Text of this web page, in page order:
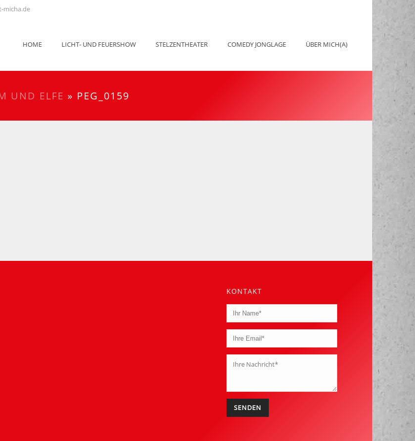
micha.de
HOME LICHT- UND FEUERSHOW STELZENTHEATER COMEDY JONGLAGE ÜBER MICH(A)
UND ELFE » PEG_0159
KONTAKT